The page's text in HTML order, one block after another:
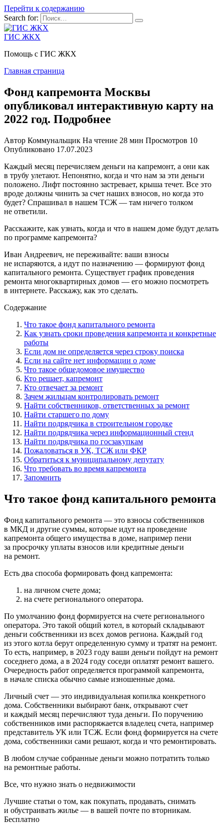
Перейти к содержанию
Search for:
ГИС ЖКХ
Помощь с ГИС ЖКХ
Главная страница
Фонд капремонта Москвы
опубликовал интерактивную карту на
2022 год. Подробнее
Автор Коммунальщик На чтение 28 мин Просмотров 10
Опубликовано 17.07.2023
Каждый месяц перечисляем деньги на капремонт, а они как
в трубу улетают. Непонятно, когда и что нам за эти деньги
положено. Лифт постоянно застревает, крыша течет. Все это
вроде должны чинить за счет наших взносов, но когда это
будет? Спрашивал в нашем ТСЖ — там ничего толком
не ответили.
Расскажите, как узнать, когда и что в нашем доме будут делать
по программе капремонта?
Иван Андреевич, не переживайте: ваши взносы
не испаряются, а идут по назначению — формируют фонд
капитального ремонта. Существует график проведения
ремонта многоквартирных домов — его можно посмотреть
в интернете. Расскажу, как это сделать.
Содержание
Что такое фонд капитального ремонта
Как узнать сроки проведения капремонта и конкретные
работы
Если дом не определяется через строку поиска
Если на сайте нет информации о доме
Что такое общедомовое имущество
Кто решает, капремонт
Кто отвечает за ремонт
Зачем жильцам контролировать ремонт
Найти собственников, ответственных за ремонт
Найти старшего по дому
Найти подрядчика в строительном городке
Найти подрядчика через информационный стенд
Найти подрядчика по госзакупкам
Пожаловаться в УК, ТСЖ или ФКР
Обратиться к муниципальному депутату
Что требовать во время капремонта
Запомнить
Что такое фонд капитального ремонта
Фонд капитального ремонта — это взносы собственников
в МКД и другие суммы, которые идут на проведение
капремонта общего имущества в доме, например пени
за просрочку уплаты взносов или кредитные деньги
на ремонт.
Есть два способа формировать фонд капремонта:
на личном счете дома;
на счете регионального оператора.
По умолчанию фонд формируется на счете регионального
оператора. Это такой общий котел, в который складывают
деньги собственники из всех домов региона. Каждый год
из этого котла берут определенную сумму и тратят на ремонт.
То есть, например, в 2023 году ваши деньги пойдут на ремонт
соседнего дома, а в 2024 году соседи оплатят ремонт вашего.
Очередность работ определяется программой капремонта,
в начале списка обычно самые изношенные дома.
Личный счет — это индивидуальная копилка конкретного
дома. Собственники выбирают банк, открывают счет
и каждый месяц перечисляют туда деньги. По поручению
собственников ими распоряжается владелец счета, например
представитель УК или ТСЖ. Если фонд формируется на счете
дома, собственники сами решают, когда и что ремонтировать.
В любом случае собранные деньги можно потратить только
на ремонтные работы.
Все, что нужно знать о недвижимости
Лучшие статьи о том, как покупать, продавать, снимать
и обустраивать жилье — в вашей почте по вторникам.
Бесплатно